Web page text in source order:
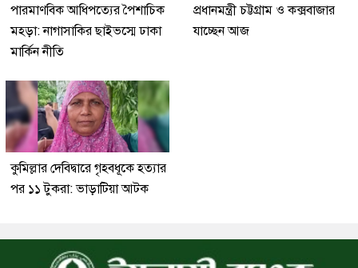
পারমাণবিক আধিপত্যের পৈশাচিক
মহড়া: নাগাসাকির ছাইভস্মে ঢাকা
মার্কিন নীতি
প্রধানমন্ত্রী চট্টগ্রাম ও কক্সবাজার
যাচ্ছেন আজ
কুমিল্লার দেবিদ্বারে গৃহবধূকে হত্যার
পর ১১ টুকরা: ভাড়াটিয়া আটক